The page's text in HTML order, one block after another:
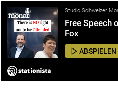
Studio Schweizer
Free Speech
Fox
ABSPIELEN